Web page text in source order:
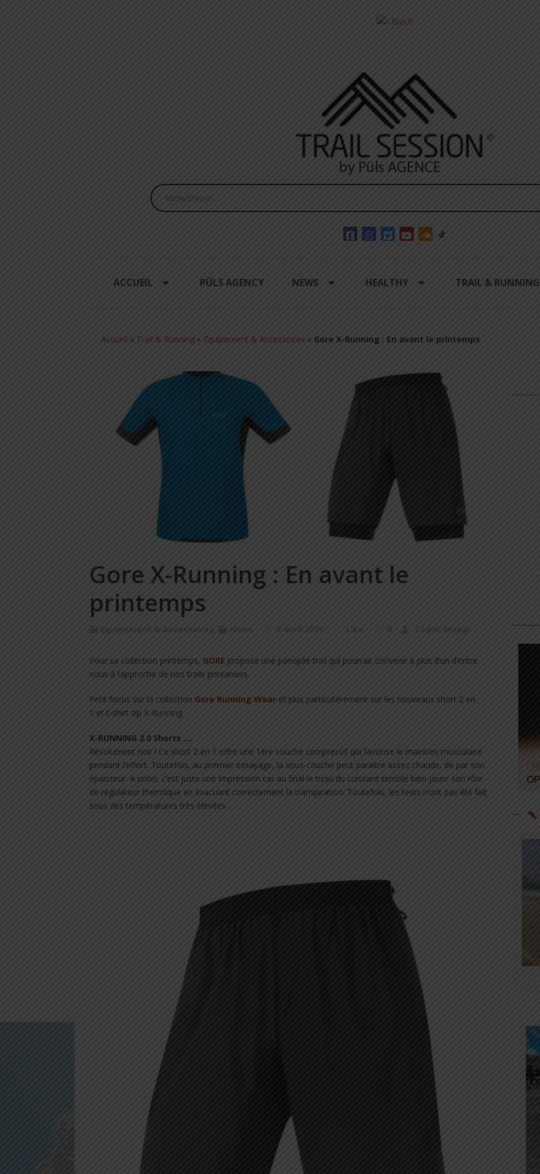
ACCUEIL PÜLS AGENCY NEWS HEALTHY TRAIL & RUNNING
Accueil » Trail & Running » Equipement & Accessoires » Gore X-Running : En avant le printemps
Gore X-Running : En avant le
printemps
Equipement & Accessoires, News 5 avril 2015 Like 0 Cédric Masip
Pour sa collection printemps, GORE propose une panoplie trail qui pourrait convenir à plus d’un d’entre
nous à l’approche de nos trails printaniers.
Petit focus sur la collection Gore Running Wear et plus particulièrement sur les nouveaux short 2 en
1 et t-shirt zip X-Running.
X-RUNNING 2.0 Shorts ….
Résolument noir ! Ce short 2 en 1 offre une 1ère couche compressif qui favorise le maintien musculaire
pendant l’effort. Toutefois, au premier essayage, la sous-couche peut paraitre assez chaude, de par son
épaisseur. A priori, c’est juste une impression car au final le tissu du cuissard semble bien jouer son rôle
de régulateur thermique en évacuant correctement la transpiration. Toutefois, les tests n’ont pas été fait
sous des températures très élevées …